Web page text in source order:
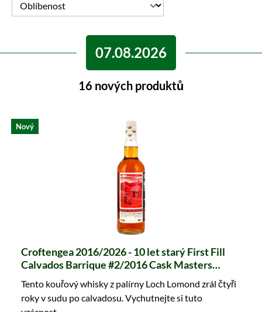
07.08.2026
16 nových produktů
Nový
Croftengea 2016/2026 - 10 let starý First Fill
Calvados Barrique #2/2016 Cask Masters
(Brave New Spirits)
Tento kouřový whisky z palírny Loch Lomond zrál čtyři
roky v sudu po calvadosu. Vychutnejte si tuto